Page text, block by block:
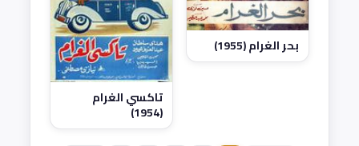
بحر الغرام (1955)
تاكسي الغرام
(1954)